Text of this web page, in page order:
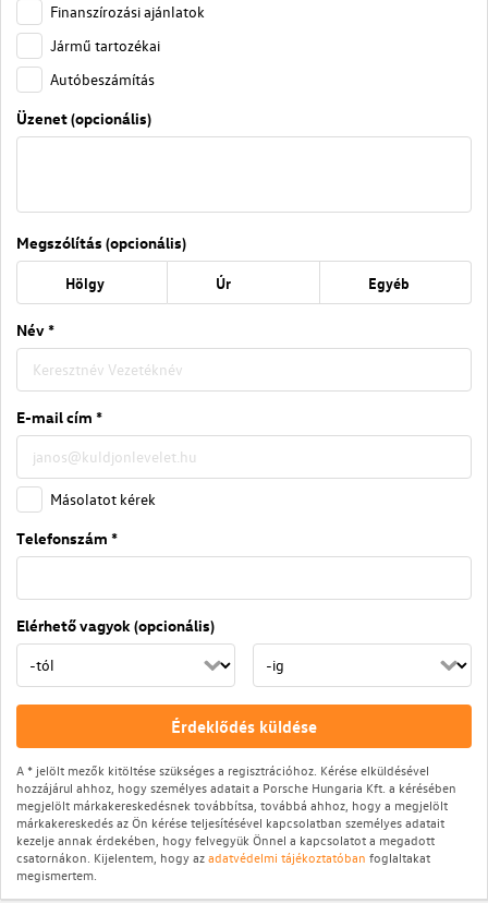
Finanszírozási ajánlatok
Jármű tartozékai
Autóbeszámítás
Üzenet (opcionális)
Megszólítás (opcionális)
Hölgy Úr Egyéb
Név *
E-mail cím *
Másolatot kérek
Telefonszám *
Elérhető vagyok (opcionális)
Érdeklődés küldése
A * jelölt mezők kitöltése szükséges a regisztrációhoz. Kérése elküldésével
hozzájárul ahhoz, hogy személyes adatait a Porsche Hungaria Kft. a kérésében
megjelölt márkakereskedésnek továbbítsa, továbbá ahhoz, hogy a megjelölt
márkakereskedés az Ön kérése teljesítésével kapcsolatban személyes adatait
kezelje annak érdekében, hogy felvegyük Önnel a kapcsolatot a megadott
csatornákon. Kijelentem, hogy azadatvédelmi tájékoztatóban foglaltakat
megismertem.